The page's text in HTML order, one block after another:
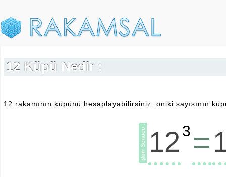
12 Küpü Nedir :
12 rakamının küpünü hesaplayabilirsiniz. oniki sayısının
12 3 =